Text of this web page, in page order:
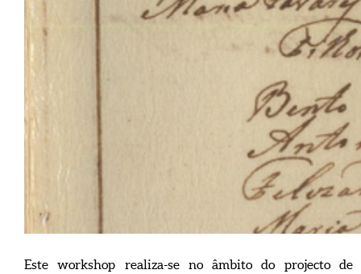
Este workshop realiza-se no âmbito do projecto de